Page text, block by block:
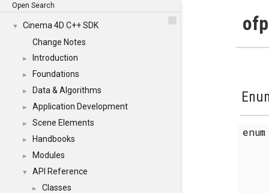
Open Search
▼
Cinema 4D C++ SDK
Change Notes
► Introduction
► Foundations
► Data & Algorithms
► Application Development
► Scene Elements
► Handbooks
► Modules
▼ API Reference
► Classes